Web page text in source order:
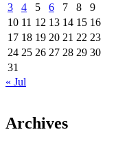
3
4 5 6 7 8
9
10 11 12 13 14 15 16
17 18 19 20 21 22 23
24 25 26 27 28 29 30
31
« Jul
Archives